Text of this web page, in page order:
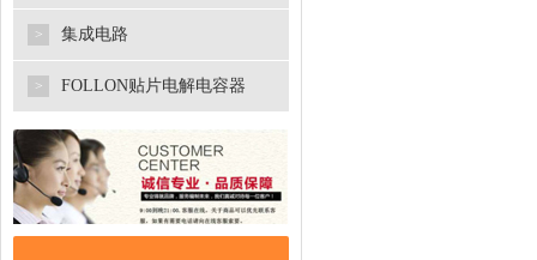
> 集成电路
> FOLLON贴片电解电容器